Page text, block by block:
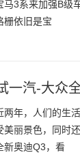
马3系来加强B级
栅依旧是宝
一汽-大众
两年，人们的生
美丽景色，同时
新奥迪Q3，看